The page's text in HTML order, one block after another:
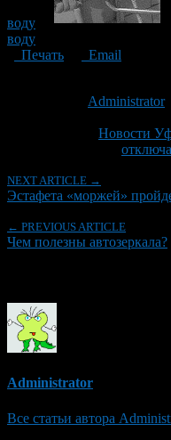
воду
воду
Печать
Email
Administrator
Новости
NEXT ARTICLE →
Эстафета «моржей»
← PREVIOUS ARTICLE
Чем полезны автозеркала?
Administrator
Все статьи автора